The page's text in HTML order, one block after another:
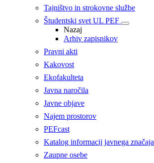
Tajništvo in strokovne službe
Študentski svet UL PEF
Nazaj
Arhiv zapisnikov
Pravni akti
Kakovost
Ekofakulteta
Javna naročila
Javne objave
Najem prostorov
PEFcast
Katalog informacij javnega značaja
Zaupne osebe